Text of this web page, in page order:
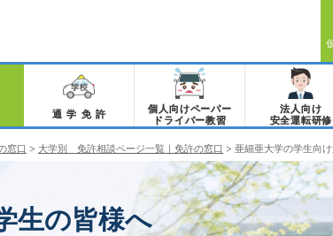
通学免許
個人向けペーパー
ドライバー教習
法人向け
安全運転研修
窓口 > 大学別 免許相談ページ一覧｜免許の窓口 > 亜細亜大学の学生向
生の皆様へ